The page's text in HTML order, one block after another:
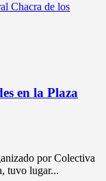
Chacra de los
en la Plaza
por Colectiva
tuvo lugar...